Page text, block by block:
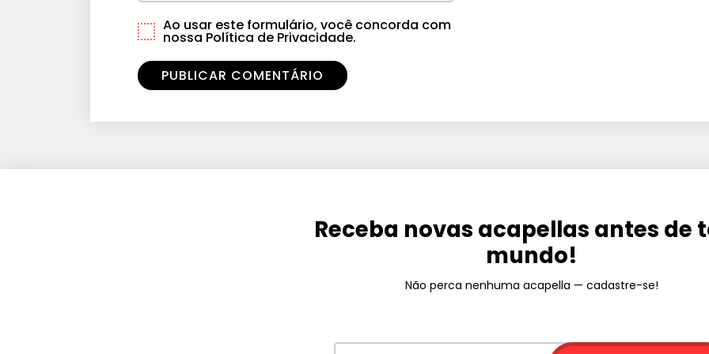
Ao usar este formulário, você concorda com
nossa Política de Privacidade.
Receba novas acapellas antes de
mundo!
Não perca nenhuma acapella — cadastre-se!